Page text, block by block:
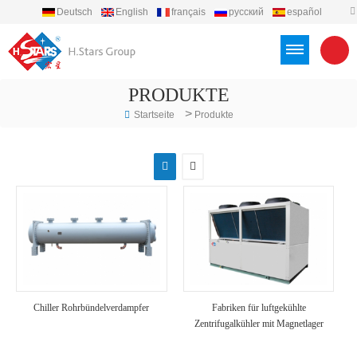
Deutsch English français русский
español
PRODUKTE
Startseite > Produkte
Chiller Rohrbündelverdampfer
Fabriken für luftgekühlte
Zentrifugalkühler mit Magnetlager